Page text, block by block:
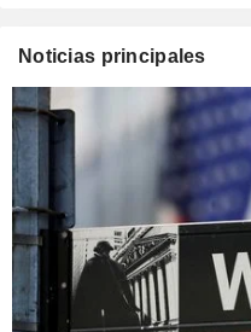
Noticias principales